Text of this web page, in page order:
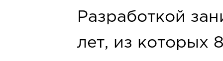
Разработкой
лет, из которых